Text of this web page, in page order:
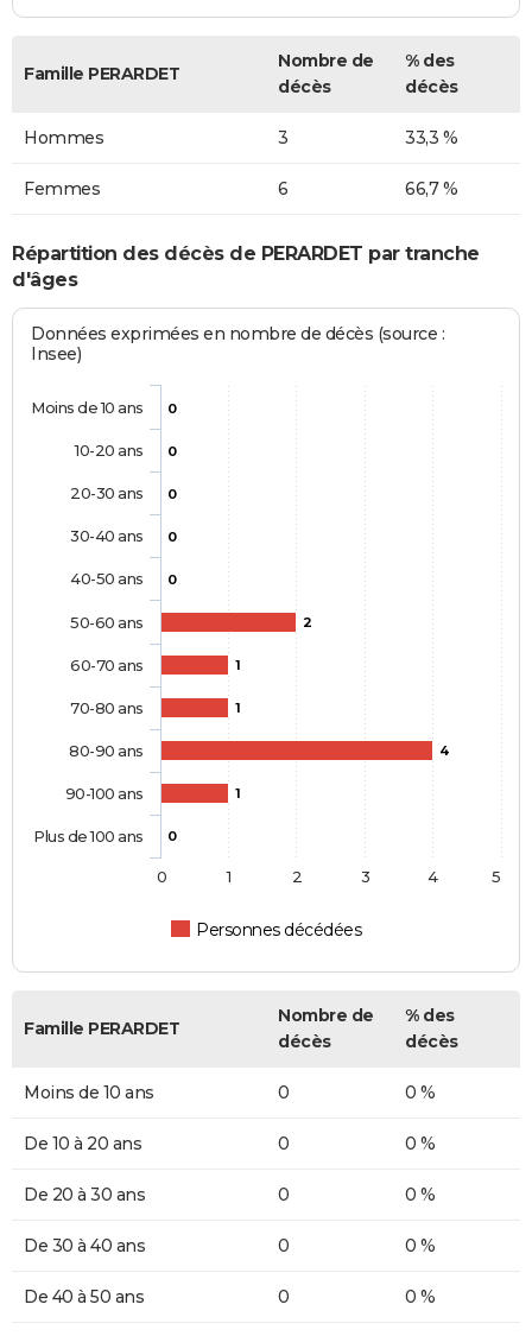
Famille PERARDET
Nombre de
décès
% des
décès
Hommes 3 33,3 %
Femmes 6 66,7 %
Répartition des décès de PERARDET par tranche
d'âges
Données exprimées en nombre de décès (source :
Insee)
0
0
0
0
0
2
1
1
4
1
0
Personnes décédées
Moins de 10 ans
10-20 ans
20-30 ans
30-40 ans
40-50 ans
50-60 ans
60-70 ans
70-80 ans
80-90 ans
90-100 ans
Plus de 100 ans
0 1 2 3 4 5
Famille PERARDET
Nombre de
décès
% des
décès
Moins de 10 ans 0 0 %
De 10 à 20 ans 0 0 %
De 20 à 30 ans 0 0 %
De 30 à 40 ans 0 0 %
De 40 à 50 ans 0 0 %